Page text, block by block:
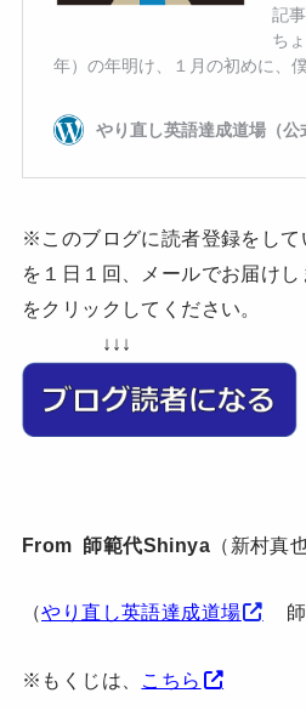
※このブログに読者登録をし
を１日１回、メールでお届け
をクリックしてください。
↓↓↓
From 師範代Shinya （新村真
（やり直し英語達成道場 師
※もくじは、 こちら